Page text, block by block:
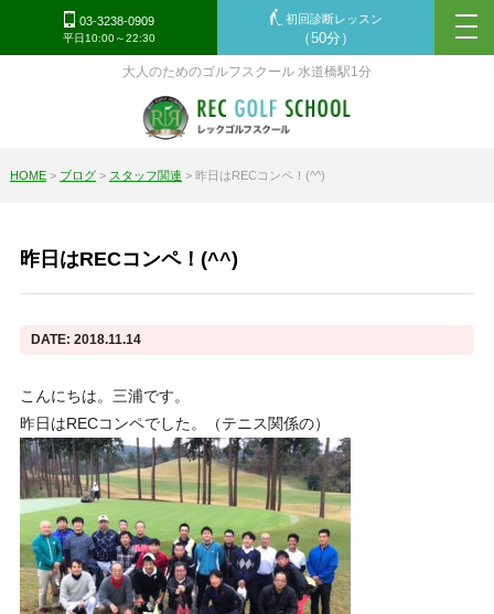
大人のためのゴルフスクール 水道橋駅1分
03-3238-0909
平日10:00～22:30
初回診断レッスン
（50分）
HOME> ブログ> スタッフ関連 > 昨日はRECコンペ！(^^)
昨日はRECコンペ！(^^)
DATE: 2018.11.14
こんにちは。三浦です。
昨日はRECコンペでした。（テニス関係の）